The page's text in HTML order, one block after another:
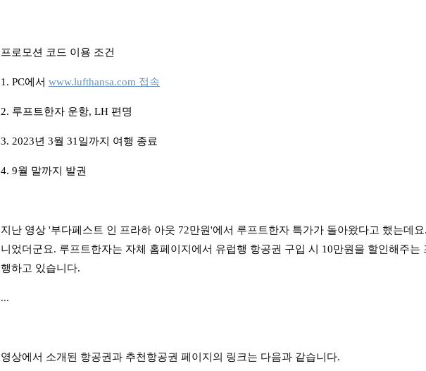
프로모션 코드 이용 조건
1. PC에서 www.lufthansa.com 접속
2. 루프트한자 운항, LH 편명
3. 2023년 3월 31일까지 여행 종료
4. 9월 말까지 발권
지난 영상 '부다페스트 인 프라하 아웃 72만원'에서 루프트한자 특가가 돌아왔다고 했는데
니었더군요. 루프트한자는 자체 홈페이지에서 유럽행 항공권 구입 시 10만원을 할인해주는
행하고 있습니다.
...
영상에서 소개된 항공권과 추천항공권 페이지의 링크는 다음과 같습니다.